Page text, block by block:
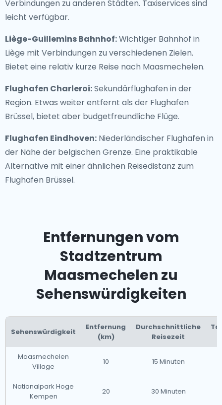
Verbindungen zu anderen Städten. Taxiservices sind
leicht verfügbar.
Liège-Guillemins Bahnhof:Wichtiger Bahnhof in
Liège mit Verbindungen zu verschiedenen Zielen.
Bietet eine relativ kurze Reise nach Maasmechelen.
Flughafen Charleroi:Sekundärflughafen in der
Region. Etwas weiter entfernt als der Flughafen
Brüssel, bietet aber budgetfreundliche Flüge.
Flughafen Eindhoven: Niederländischer Flughafen in
der Nähe der belgischen Grenze. Eine praktikable
Alternative mit einer ähnlichen Reisedistanz zum
Flughafen Brüssel.
Entfernungen vom
Stadtzentrum
Maasmechelen zu
Sehenswürdigkeiten
Sehenswürdigkeit
Entfernung
(km)
Durchschnittliche
Reisezeit
Maasmechelen
Village
10 15 Minuten
Nationalpark Hoge
Kempen
20 30 Minuten